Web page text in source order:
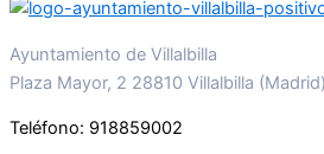
Ayuntamiento de Villalbilla
Plaza Mayor, 2 28810 Villalbilla (Madrid)
Teléfono: 918859002